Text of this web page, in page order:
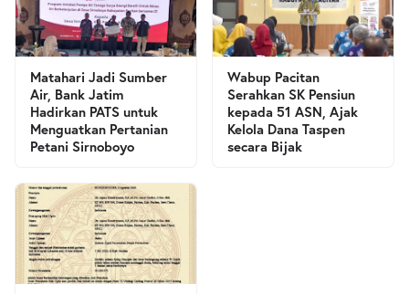
Matahari Jadi Sumber
Air, Bank Jatim
Hadirkan PATS untuk
Menguatkan Pertanian
Petani Sirnoboyo
Wabup Pacitan
Serahkan SK Pensiun
kepada 51 ASN, Ajak
Kelola Dana Taspen
secara Bijak